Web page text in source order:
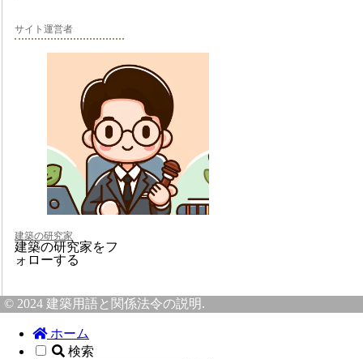
サイト運営者
建築の研究家
建築の研究家をフ
ォローする
© 2024 建築用語と関係法令の説明.
ホーム
検索